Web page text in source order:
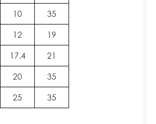
10 35
12 19
17.4 21
20 35
25 35